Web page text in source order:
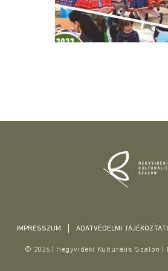
IMPRESSZUM ADATVÉDELMI
© 2026 | Hegyvidéki Kulturális Szalon |